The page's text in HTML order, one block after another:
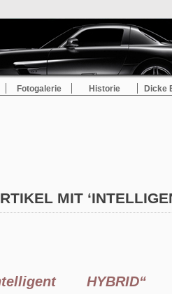
Fotogalerie Historie Dicke
MIT